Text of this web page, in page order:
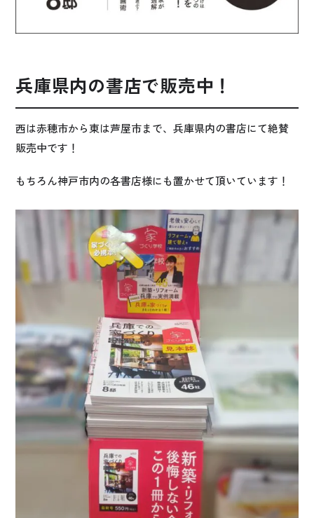
兵庫県内の書店で販売中！
西は赤穂市から東は芦屋市まで、兵庫県内の書店にて絶賛
販売中です！
もちろん神戸市内の各書店様にも置かせて頂いています！